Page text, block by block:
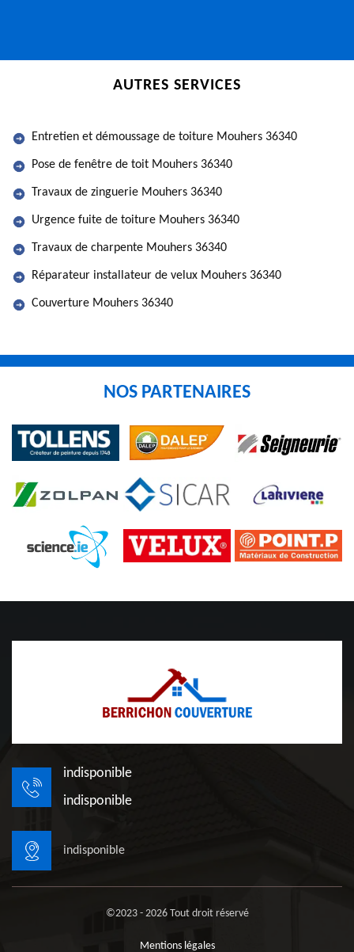
AUTRES SERVICES
Entretien et démoussage de toiture Mouhers 36340
Pose de fenêtre de toit Mouhers 36340
Travaux de zinguerie Mouhers 36340
Urgence fuite de toiture Mouhers 36340
Travaux de charpente Mouhers 36340
Réparateur installateur de velux Mouhers 36340
Couverture Mouhers 36340
NOS PARTENAIRES
indisponible
indisponible
indisponible
©2023 - 2026 Tout droit réservé
Mentions légales